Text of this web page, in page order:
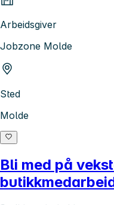
Arbeidsgiver
Jobzone Molde
Sted
Molde
Bli med på